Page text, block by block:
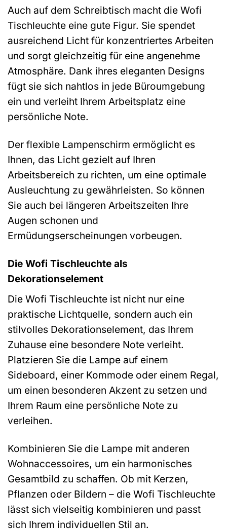
Auch auf dem Schreibtisch macht die Wofi
Tischleuchte eine gute Figur. Sie spendet
ausreichend Licht für konzentriertes Arbeiten
und sorgt gleichzeitig für eine angenehme
Atmosphäre. Dank ihres eleganten Designs
fügt sie sich nahtlos in jede Büroumgebung
ein und verleiht Ihrem Arbeitsplatz eine
persönliche Note.
Der flexible Lampenschirm ermöglicht es
Ihnen, das Licht gezielt auf Ihren
Arbeitsbereich zu richten, um eine optimale
Ausleuchtung zu gewährleisten. So können
Sie auch bei längeren Arbeitszeiten Ihre
Augen schonen und
Ermüdungserscheinungen vorbeugen.
Die Wofi Tischleuchte als
Dekorationselement
Die Wofi Tischleuchte ist nicht nur eine
praktische Lichtquelle, sondern auch ein
stilvolles Dekorationselement, das Ihrem
Zuhause eine besondere Note verleiht.
Platzieren Sie die Lampe auf einem
Sideboard, einer Kommode oder einem Regal,
um einen besonderen Akzent zu setzen und
Ihrem Raum eine persönliche Note zu
verleihen.
Kombinieren Sie die Lampe mit anderen
Wohnaccessoires, um ein harmonisches
Gesamtbild zu schaffen. Ob mit Kerzen,
Pflanzen oder Bildern – die Wofi Tischleuchte
lässt sich vielseitig kombinieren und passt
sich Ihrem individuellen Stil an.